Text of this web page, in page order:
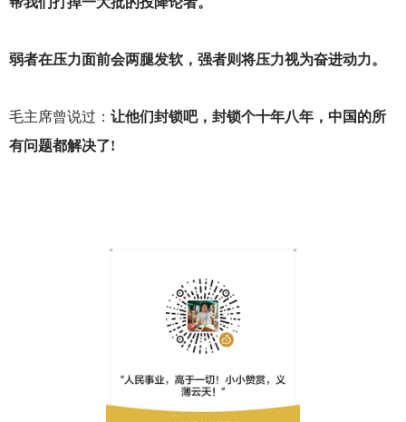
弱者在压力面前会两腿发软，强者则将压力视为奋进动力。
毛主席曾说过： 让他们封锁吧，封锁个十年八年，中国的所
有问题都解决了!